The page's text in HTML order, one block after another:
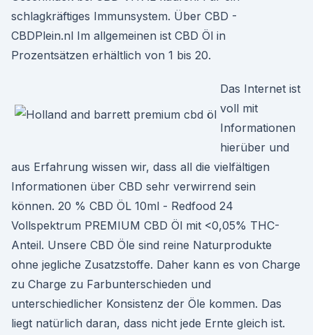
schlagkräftiges Immunsystem. Über CBD -
CBDPlein.nl Im allgemeinen ist CBD Öl in
Prozentsätzen erhältlich von 1 bis 20.
Das Internet ist
voll mit
Informationen
hierüber und
aus Erfahrung wissen wir, dass all die vielfältigen
Informationen über CBD sehr verwirrend sein
können. 20 % CBD ÖL 10ml - Redfood 24
Vollspektrum PREMIUM CBD Öl mit <0,05% THC-
Anteil. Unsere CBD Öle sind reine Naturprodukte
ohne jegliche Zusatzstoffe. Daher kann es von Charge
zu Charge zu Farbunterschieden und
unterschiedlicher Konsistenz der Öle kommen. Das
liegt natürlich daran, dass nicht jede Ernte gleich ist.